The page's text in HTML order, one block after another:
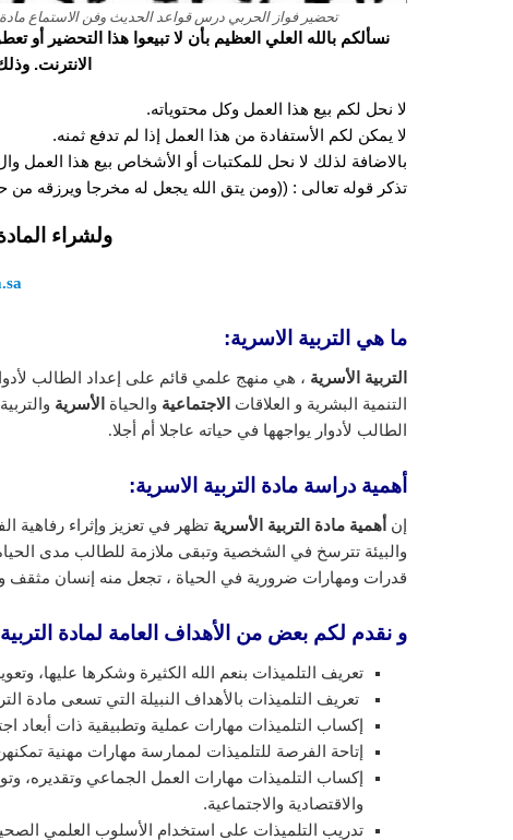
تحضير فواز الحربي درس قواعد الحديث وفن الاستماع مادة
نسألكم بالله العلي العظيم بأن لا تبيعوا هذا التحضير أو
الانترنت.
لا نحل لكم بيع هذا العمل وكل محتوياته.
لا يمكن لكم الأستفادة من هذا العمل إذا لم تدفع ثمنه.
بالاضافة لذلك لا نحل للمكتبات أو الأشخاص بيع هذا العمل
تذكر قوله تعالى : ((ومن يتق الله يجعل له مخرجا ويرزقه
ولشراء
ما هي التربية الاسرية:
التربية الأسرية ، هي منهج علمي قائم على إعداد الطالب
التنمية البشرية و العلاقات
الاجتماعية والحياة الأسرية والتربية
الطالب لأدوار يواجهها في حياته عاجلا أم أجلا.
أهمية دراسة مادة التربية الاسرية:
إن أهمية مادة التربية الأسرية تظهر في تعزيز وإثراء رفاهية
والبيئة تترسخ في الشخصية وتبقى ملازمة للطالب مدى
قدرات ومهارات ضرورية في الحياة ، تجعل منه إنسان مثقف
و نقدم لكم بعض من الأهداف العامة لمادة
تعريف التلميذات بنعم الله الكثيرة وشكرها عليها،
تعريف التلميذات بالأهداف النبيلة التي تسعى مادة
إكساب التلميذات مهارات عملية وتطبيقية ذات أبعاد
إتاحة الفرصة للتلميذات لممارسة مهارات مهنية
إكساب التلميذات مهارات العمل الجماعي وتقديره،
والاقتصادية والاجتماعية.
تدريب التلميذات على استخدام الأسلوب العلمي